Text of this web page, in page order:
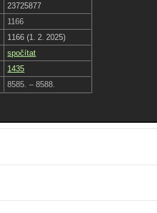
23725877
1166
1166 (1. 2. 2025)
spočítat
1435
8585. – 8588.